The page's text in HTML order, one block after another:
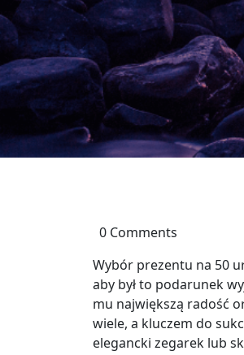
0 Comments
Wybór prezentu na 50
aby był to podarunek
mu największą radość
wiele, a kluczem do
elegancki zegarek lub